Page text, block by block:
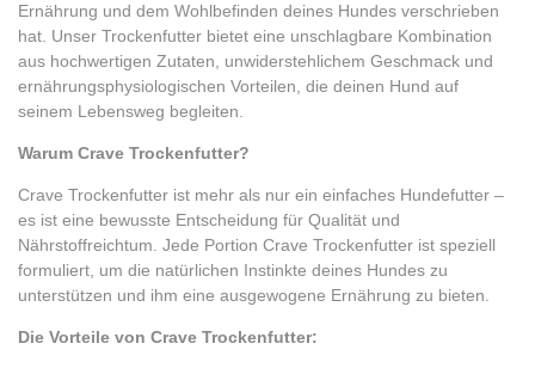
Ernährung und dem Wohlbefinden deines Hundes verschrieben
hat. Unser Trockenfutter bietet eine unschlagbare Kombination
aus hochwertigen Zutaten, unwiderstehlichem Geschmack und
ernährungsphysiologischen Vorteilen, die deinen Hund auf
seinem Lebensweg begleiten.
Warum Crave Trockenfutter?
Crave Trockenfutter ist mehr als nur ein einfaches Hundefutter –
es ist eine bewusste Entscheidung für Qualität und
Nährstoffreichtum. Jede Portion Crave Trockenfutter ist speziell
formuliert, um die natürlichen Instinkte deines Hundes zu
unterstützen und ihm eine ausgewogene Ernährung zu bieten.
Die Vorteile von Crave Trockenfutter: